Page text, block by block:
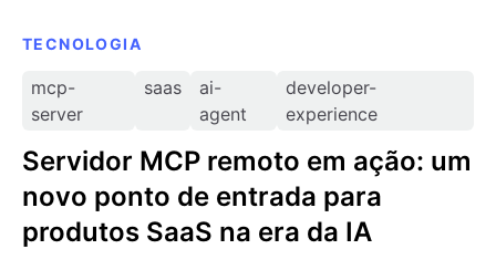
TECNOLOGIA
mcp-
server
saas
ai-
agent
developer-
experience
Servidor MCP remoto em ação: um
novo ponto de entrada para
produtos SaaS na era da IA